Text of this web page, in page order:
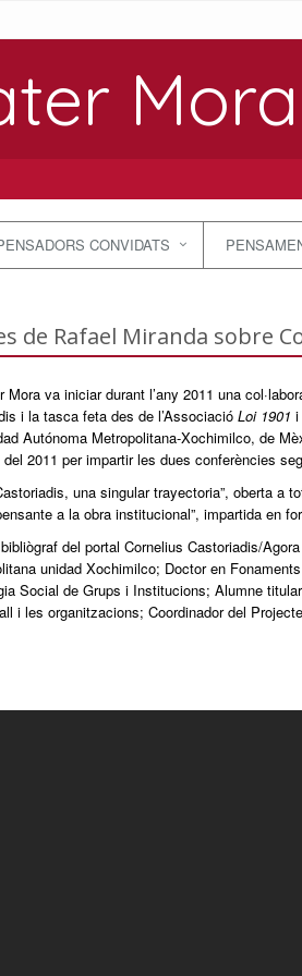
Mora
CONVIDATS
de Rafael Miranda sobre
Mora va iniciar durant l’any 2011 una
i la tasca feta des de l’Associació Loi 1901 i
Autónoma Metropolitana-Xochimilco, de
del 2011 per impartir les dues conferències
una singular trayectoria”, oberta a
a la obra institucional”, impartida en
del portal Cornelius Castoriadis/
unidad Xochimilco; Doctor en
Social de Grups i Institucions; Alumne
i les organitzacions; Coordinador del